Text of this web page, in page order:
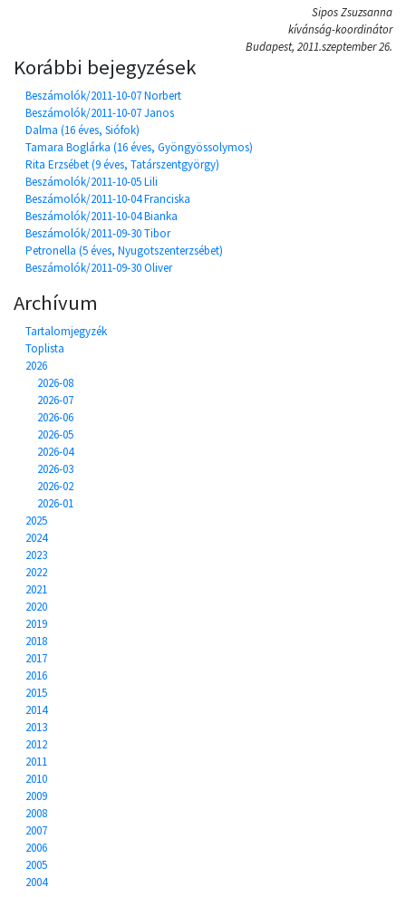
Sipos Zsuzsanna
kívánság-koordinátor
Budapest, 2011.szeptember 26.
Korábbi bejegyzések
Beszámolók/2011-10-07 Norbert
Beszámolók/2011-10-07 Janos
Dalma (16 éves, Siófok)
Tamara Boglárka (16 éves, Gyöngyössolymos)
Rita Erzsébet (9 éves, Tatárszentgyörgy)
Beszámolók/2011-10-05 Lili
Beszámolók/2011-10-04 Franciska
Beszámolók/2011-10-04 Bianka
Beszámolók/2011-09-30 Tibor
Petronella (5 éves, Nyugotszenterzsébet)
Beszámolók/2011-09-30 Oliver
Archívum
Tartalomjegyzék
Toplista
2026
2026-08
2026-07
2026-06
2026-05
2026-04
2026-03
2026-02
2026-01
2025
2024
2023
2022
2021
2020
2019
2018
2017
2016
2015
2014
2013
2012
2011
2010
2009
2008
2007
2006
2005
2004